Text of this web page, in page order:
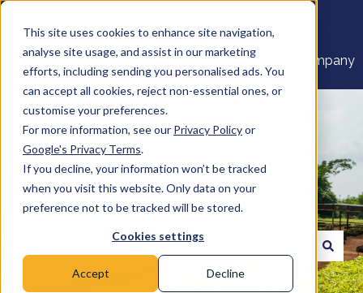
This site uses cookies to enhance site navigation,
analyse site usage, and assist in our marketing
efforts, including sending you personalised ads. You
can accept all cookies, reject non-essential ones, or
customise your preferences.
For more information, see our Privacy Policyor
Google's Privacy Terms.
If you decline, your information won’t be tracked
when you visit this website. Only data on your
preference not to be tracked will be stored.
Cookies settings
Accept Decline
Home Products Pricing Blog Company
Welkom bij het Kenniscentrum Green
Earth. Hoe kunnen we u helpen?
Er zijn geen suggesties want het zoekveld is leeg.